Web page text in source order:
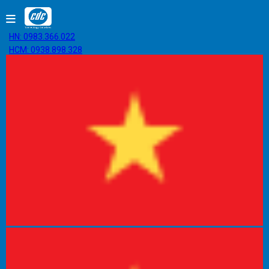
HN: 0983.366.022
HCM: 0938.898.328